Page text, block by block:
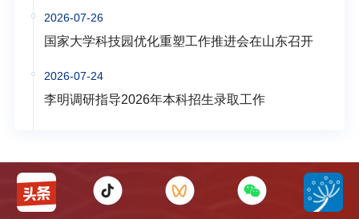
2026-07-26
国家大学科技园优化重塑工作推进会在山东召开
2026-07-24
李明调研指导2026年本科招生录取工作